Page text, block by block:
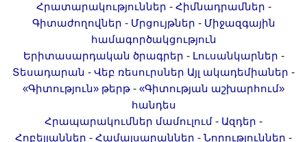
Հրատարակություններ - Հիմնադրամներ -
Գիտաժողովներ - Մրցույթներ - Միջազգային
համագործակցություն
Երիտասարդական ծրագրեր - Լուսանկարներ -
Տեսադարան - Վեբ ռեսուրսներ Այլ ակադեմիաներ -
«Գիտություն» թերթ - «Գիտության աշխարհում»
հանդես
Հրապարակումներ մամուլում - Ազդեր -
Հոբելյաններ - Համալսարաններ - Նորություններ -